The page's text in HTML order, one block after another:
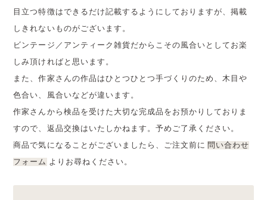
目立つ特徴はできるだけ記載するようにしておりますが、掲載
しきれないものがございます。
ビンテージ／アンティーク雑貨だからこその風合いとしてお楽
しみ頂ければと思います。
また、作家さんの作品はひとつひとつ手づくりのため、木目や
色合い、風合いなどが違います。
作家さんから検品を受けた大切な完成品をお預かりしておりま
すので、返品交換はいたしかねます。予めご了承ください。
商品で気になることがございましたら、ご注文前に 問い合わせ
フォーム よりお尋ねください。